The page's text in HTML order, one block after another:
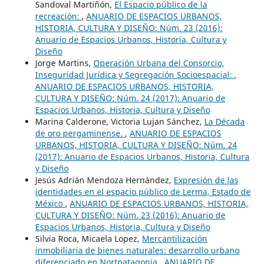
Sandoval Martiñón, El Espacio público de la
recreación: , ANUARIO DE ESPACIOS URBANOS,
HISTORIA, CULTURA Y DISEÑO: Núm. 23 (2016):
Anuario de Espacios Urbanos, Historia, Cultura y
Diseño
Jorge Martins, Operación Urbana del Consorcio,
Inseguridad Jurídica y Segregación Socioespacial: ,
ANUARIO DE ESPACIOS URBANOS, HISTORIA,
CULTURA Y DISEÑO: Núm. 24 (2017): Anuario de
Espacios Urbanos, Historia, Cultura y Diseño
Marina Calderone, Victoria Lujan Sánchez, La Década
de oro pergaminense. , ANUARIO DE ESPACIOS
URBANOS, HISTORIA, CULTURA Y DISEÑO: Núm. 24
(2017): Anuario de Espacios Urbanos, Historia, Cultura
y Diseño
Jesús Adrián Mendoza Hernández, Expresión de las
identidades en el espacio público de Lerma, Estado de
México , ANUARIO DE ESPACIOS URBANOS, HISTORIA,
CULTURA Y DISEÑO: Núm. 23 (2016): Anuario de
Espacios Urbanos, Historia, Cultura y Diseño
Silvia Roca, Micaela Lopez, Mercantilización
inmobiliaria de bienes naturales: desarrollo urbano